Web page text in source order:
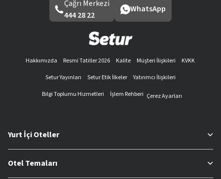
Çağrı Merkezi
444 28 22
WhatsApp
Hakkımızda Resmi Tatiller 2026 Kalite Müşteri İlişkileri
KVKK
Setur Yayınları
Setur Etik İlkeler
Yatırımcı İlişkileri
Bilgi Toplumu Hizmetleri
İşlem Rehberi Çerez Ayarları
Yurt İçi Oteller
Otel Temaları